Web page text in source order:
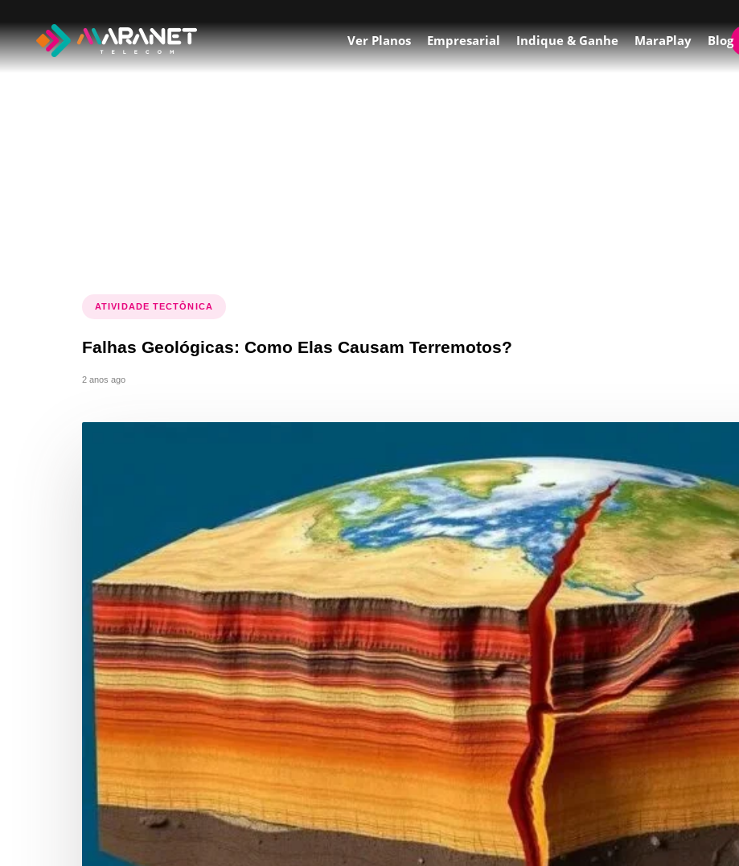
Ver Planos Empresarial Indique & Ganhe MaraPlay Blog
ATIVIDADE TECTÔNICA
Falhas Geológicas: Como Elas Causam Terremotos?
2 anos ago